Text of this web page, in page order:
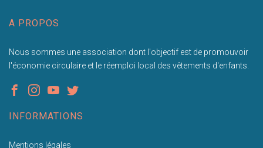
A PROPOS
Nous sommes une association dont l'objectif est de promouvoir
l'économie circulaire et le réemploi local des vêtements d'enfants.
INFORMATIONS
Mentions légales